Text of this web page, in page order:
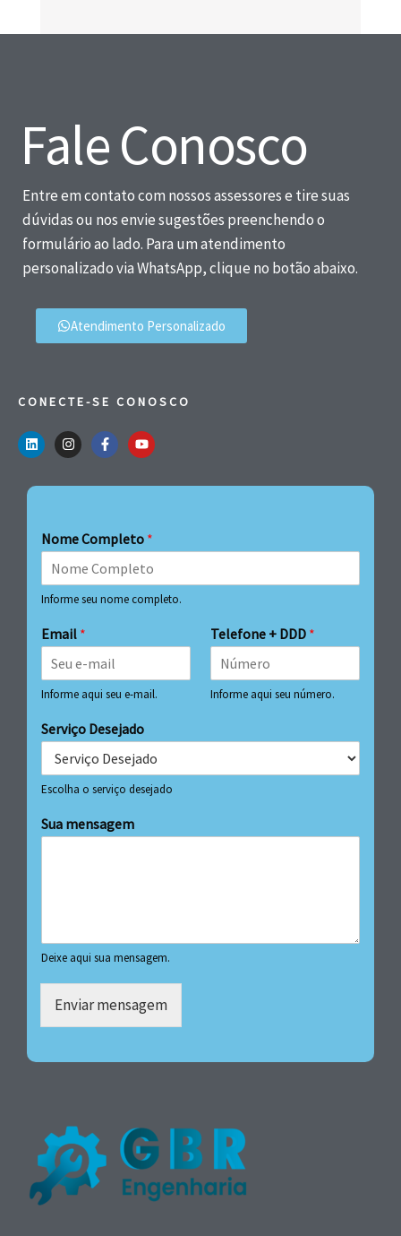
Fale Conosco
Entre em contato com nossos assessores e tire suas
dúvidas ou nos envie sugestões preenchendo o
formulário ao lado. Para um atendimento
personalizado via WhatsApp, clique no botão abaixo.
Atendimento Personalizado
CONECTE-SE CONOSCO
Nome Completo *
Informe seu nome completo.
Email *
Informe aqui seu e-mail.
Telefone + DDD *
Informe aqui seu número.
Serviço Desejado
Escolha o serviço desejado
Sua mensagem
Deixe aqui sua mensagem.
Enviar mensagem